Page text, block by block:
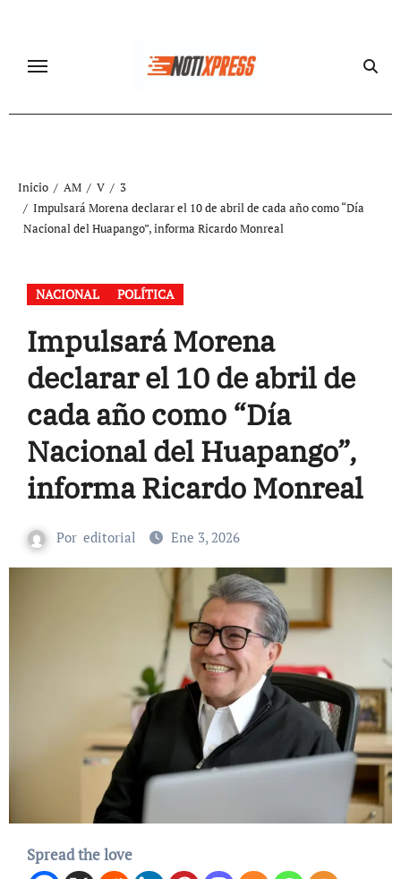
contenido
Inicio AM V
3
Impulsará Morena declarar el 10 de abril de cada año como “Día
Nacional del Huapango”, informa Ricardo Monreal
NACIONAL POLÍTICA
Impulsará Morena
declarar el 10 de abril de
cada año como “Día
Nacional del Huapango”,
informa Ricardo Monreal
Por editorial Ene 3, 2026
Spread the love